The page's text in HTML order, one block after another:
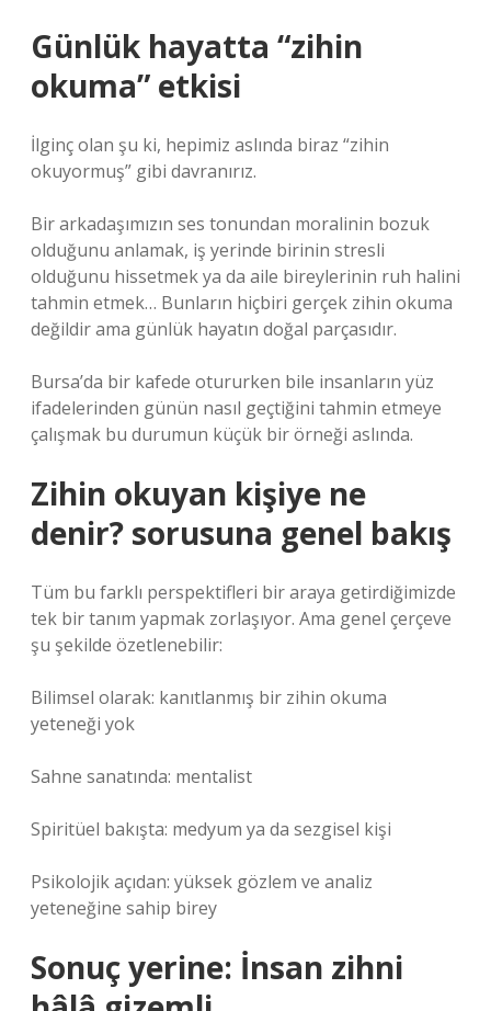
Günlük hayatta “zihin
okuma” etkisi
İlginç olan şu ki, hepimiz aslında biraz “zihin
okuyormuş” gibi davranırız.
Bir arkadaşımızın ses tonundan moralinin bozuk
olduğunu anlamak, iş yerinde birinin stresli
olduğunu hissetmek ya da aile bireylerinin ruh halini
tahmin etmek… Bunların hiçbiri gerçek zihin okuma
değildir ama günlük hayatın doğal parçasıdır.
Bursa’da bir kafede otururken bile insanların yüz
ifadelerinden günün nasıl geçtiğini tahmin etmeye
çalışmak bu durumun küçük bir örneği aslında.
Zihin okuyan kişiye ne
denir? sorusuna genel bakış
Tüm bu farklı perspektifleri bir araya getirdiğimizde
tek bir tanım yapmak zorlaşıyor. Ama genel çerçeve
şu şekilde özetlenebilir:
Bilimsel olarak: kanıtlanmış bir zihin okuma
yeteneği yok
Sahne sanatında: mentalist
Spiritüel bakışta: medyum ya da sezgisel kişi
Psikolojik açıdan: yüksek gözlem ve analiz
yeteneğine sahip birey
Sonuç yerine: İnsan zihni